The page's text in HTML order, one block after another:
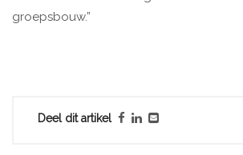
groepsbouw.”
Deel dit artikel